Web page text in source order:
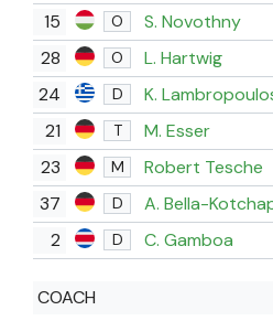
15 O S. Novothny
28 O
L. Hartwig
24
D
K.
21
T
M. Esser
23
M
Robert Tesche
37
D
A. Bella-
2
D C. Gamboa
COACH